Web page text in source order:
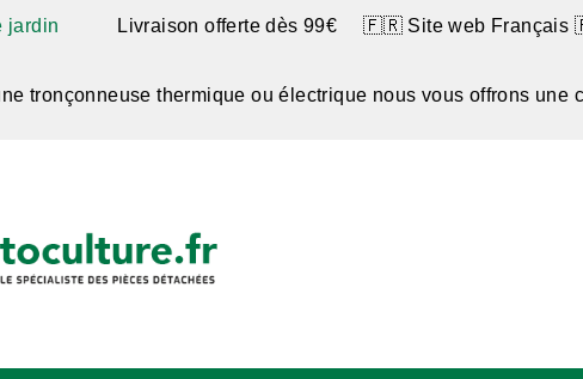
jardin Livraison offerte dès 99€ 🇫🇷 Site web
tronçonneuse thermique ou électrique nous vous offrons une